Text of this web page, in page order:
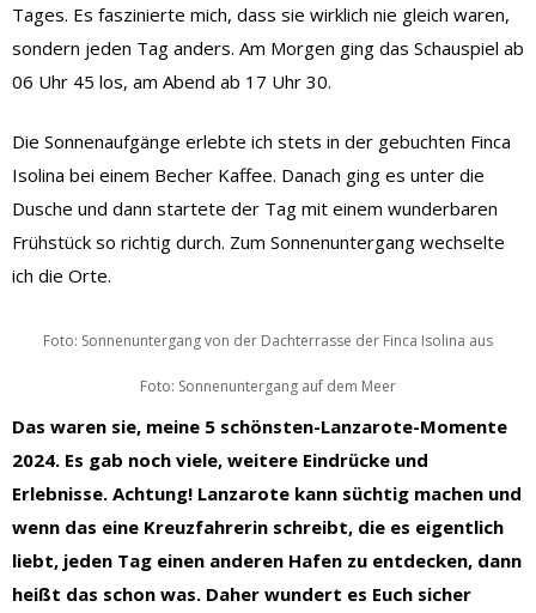
Tages. Es faszinierte mich, dass sie wirklich nie gleich waren,
sondern jeden Tag anders. Am Morgen ging das Schauspiel ab
06 Uhr 45 los, am Abend ab 17 Uhr 30.
Die Sonnenaufgänge erlebte ich stets in der gebuchten Finca
Isolina bei einem Becher Kaffee. Danach ging es unter die
Dusche und dann startete der Tag mit einem wunderbaren
Frühstück so richtig durch. Zum Sonnenuntergang wechselte
ich die Orte.
Foto: Sonnenuntergang von der Dachterrasse der Finca Isolina aus
Foto: Sonnenuntergang auf dem Meer
Das waren sie, meine 5 schönsten-Lanzarote-Momente
2024. Es gab noch viele, weitere Eindrücke und
Erlebnisse. Achtung! Lanzarote kann süchtig machen und
wenn das eine Kreuzfahrerin schreibt, die es eigentlich
liebt, jeden Tag einen anderen Hafen zu entdecken, dann
heißt das schon was. Daher wundert es Euch sicher